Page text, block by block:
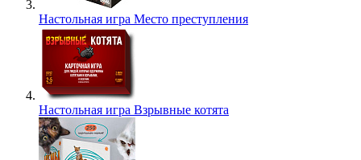
Настольная игра Место преступления
Настольная игра Взрывные котята